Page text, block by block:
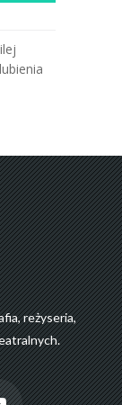
reżyseria,